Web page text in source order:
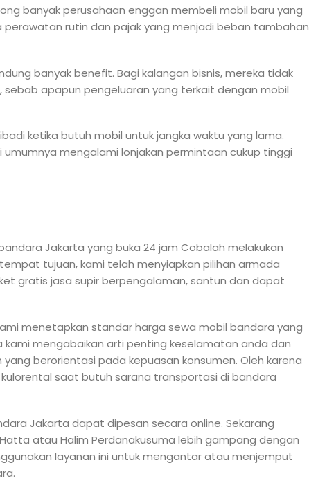
banyak perusahaan enggan membeli mobil baru yang
rutin dan pajak yang menjadi beban tambahan
banyak benefit. Bagi kalangan bisnis, mereka tidak
apapun pengeluaran yang terkait dengan mobil
ketika butuh mobil untuk jangka waktu yang lama.
mengalami lonjakan permintaan cukup tinggi
Jakarta yang buka 24 jam Cobalah melakukan
tujuan, kami telah menyiapkan pilihan armada
gratis jasa supir berpengalaman, santun dan dapat
menetapkan standar harga sewa mobil bandara yang
mengabaikan arti penting keselamatan anda dan
berorientasi pada kepuasan konsumen. Oleh karena
saat butuh sarana transportasi di bandara
Jakarta dapat dipesan secara online. Sekarang
atau Halim Perdanakusuma lebih gampang dengan
layanan ini untuk mengantar atau menjemput